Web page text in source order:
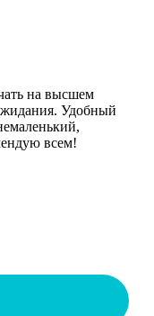
на высшем
Удобный
всем!